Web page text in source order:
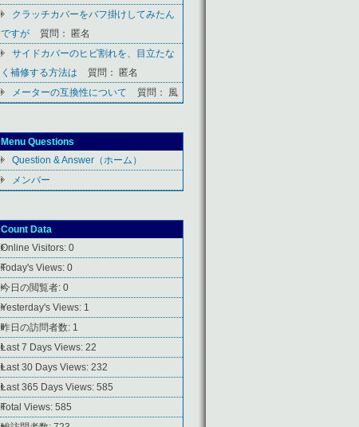
クラッチカバーをバフ掛けしてみたん
ですが
質問： 匿名
サイドカバーのヒビ割れを、目立たな
く補修する方法は
質問： 匿名
メーターの互換性について
質問： 風
Menu Questions
Question & Answer（ホーム）
メンバー
Count Data
Online Visitors: 0
Today's Views: 0
今日の閲覧者: 0
Yesterday's Views: 1
昨日の訪問者数: 1
Last 7 Days Views: 22
Last 30 Days Views: 232
Last 365 Days Views: 585
Total Views: 585